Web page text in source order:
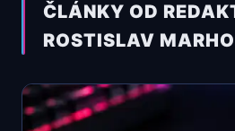
ČLÁNKY OD
ROSTISLAV